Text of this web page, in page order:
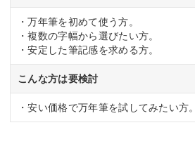
・万年筆を初めて使う方。
・複数の字幅から選びたい方。
・安定した筆記感を求める方。
こんな方は要検討
・安い価格で万年筆を試してみたい方。